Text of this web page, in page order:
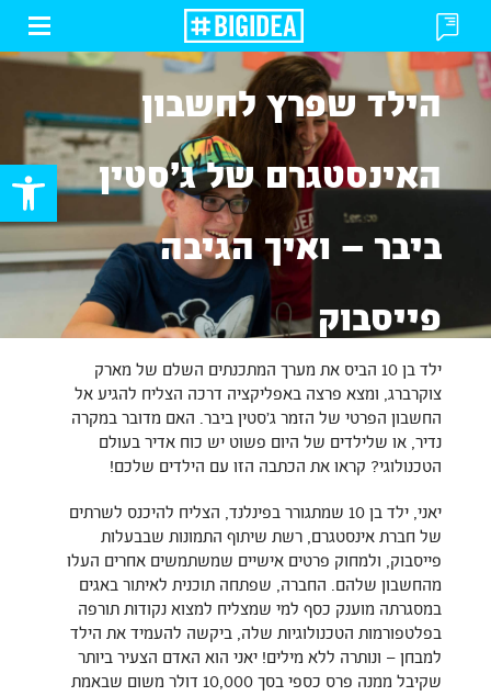
פתח
פתח
או
סגור
טופס
פתח
או
הילד שפרץ לחשבון
האינסטגרם של ג׳סטין
ביבר – ואיך הגיבה
פייסבוק
ילד בן 10 הביס את מערך המתכנתים השלם של מארק
צוקרברג, ומצא פרצה באפליקציה דרכה הצליח להגיע אל
החשבון הפרטי של הזמר ג׳סטין ביבר. האם מדובר במקרה
נדיר, או שלילדים של היום פשוט יש כוח אדיר בעולם
הטכנולוגי? קראו את הכתבה הזו עם הילדים שלכם!
יאני, ילד בן 10 שמתגורר בפינלנד, הצליח להיכנס לשרתים
של חברת אינסטגרם, רשת שיתוף התמונות שבבעלות
פייסבוק, ולמחוק פרטים אישיים שמשתמשים אחרים העלו
מהחשבון שלהם. החברה, שפתחה תוכנית לאיתור באגים
במסגרתה מוענק כסף למי שמצליח למצוא נקודות תורפה
בפלטפורמות הטכנולוגיות שלה, ביקשה להעמיד את הילד
למבחן – ונותרה ללא מילים! יאני הוא האדם הצעיר ביותר
שקיבל ממנה פרס כספי בסך 10,000 דולר משום שבאמת